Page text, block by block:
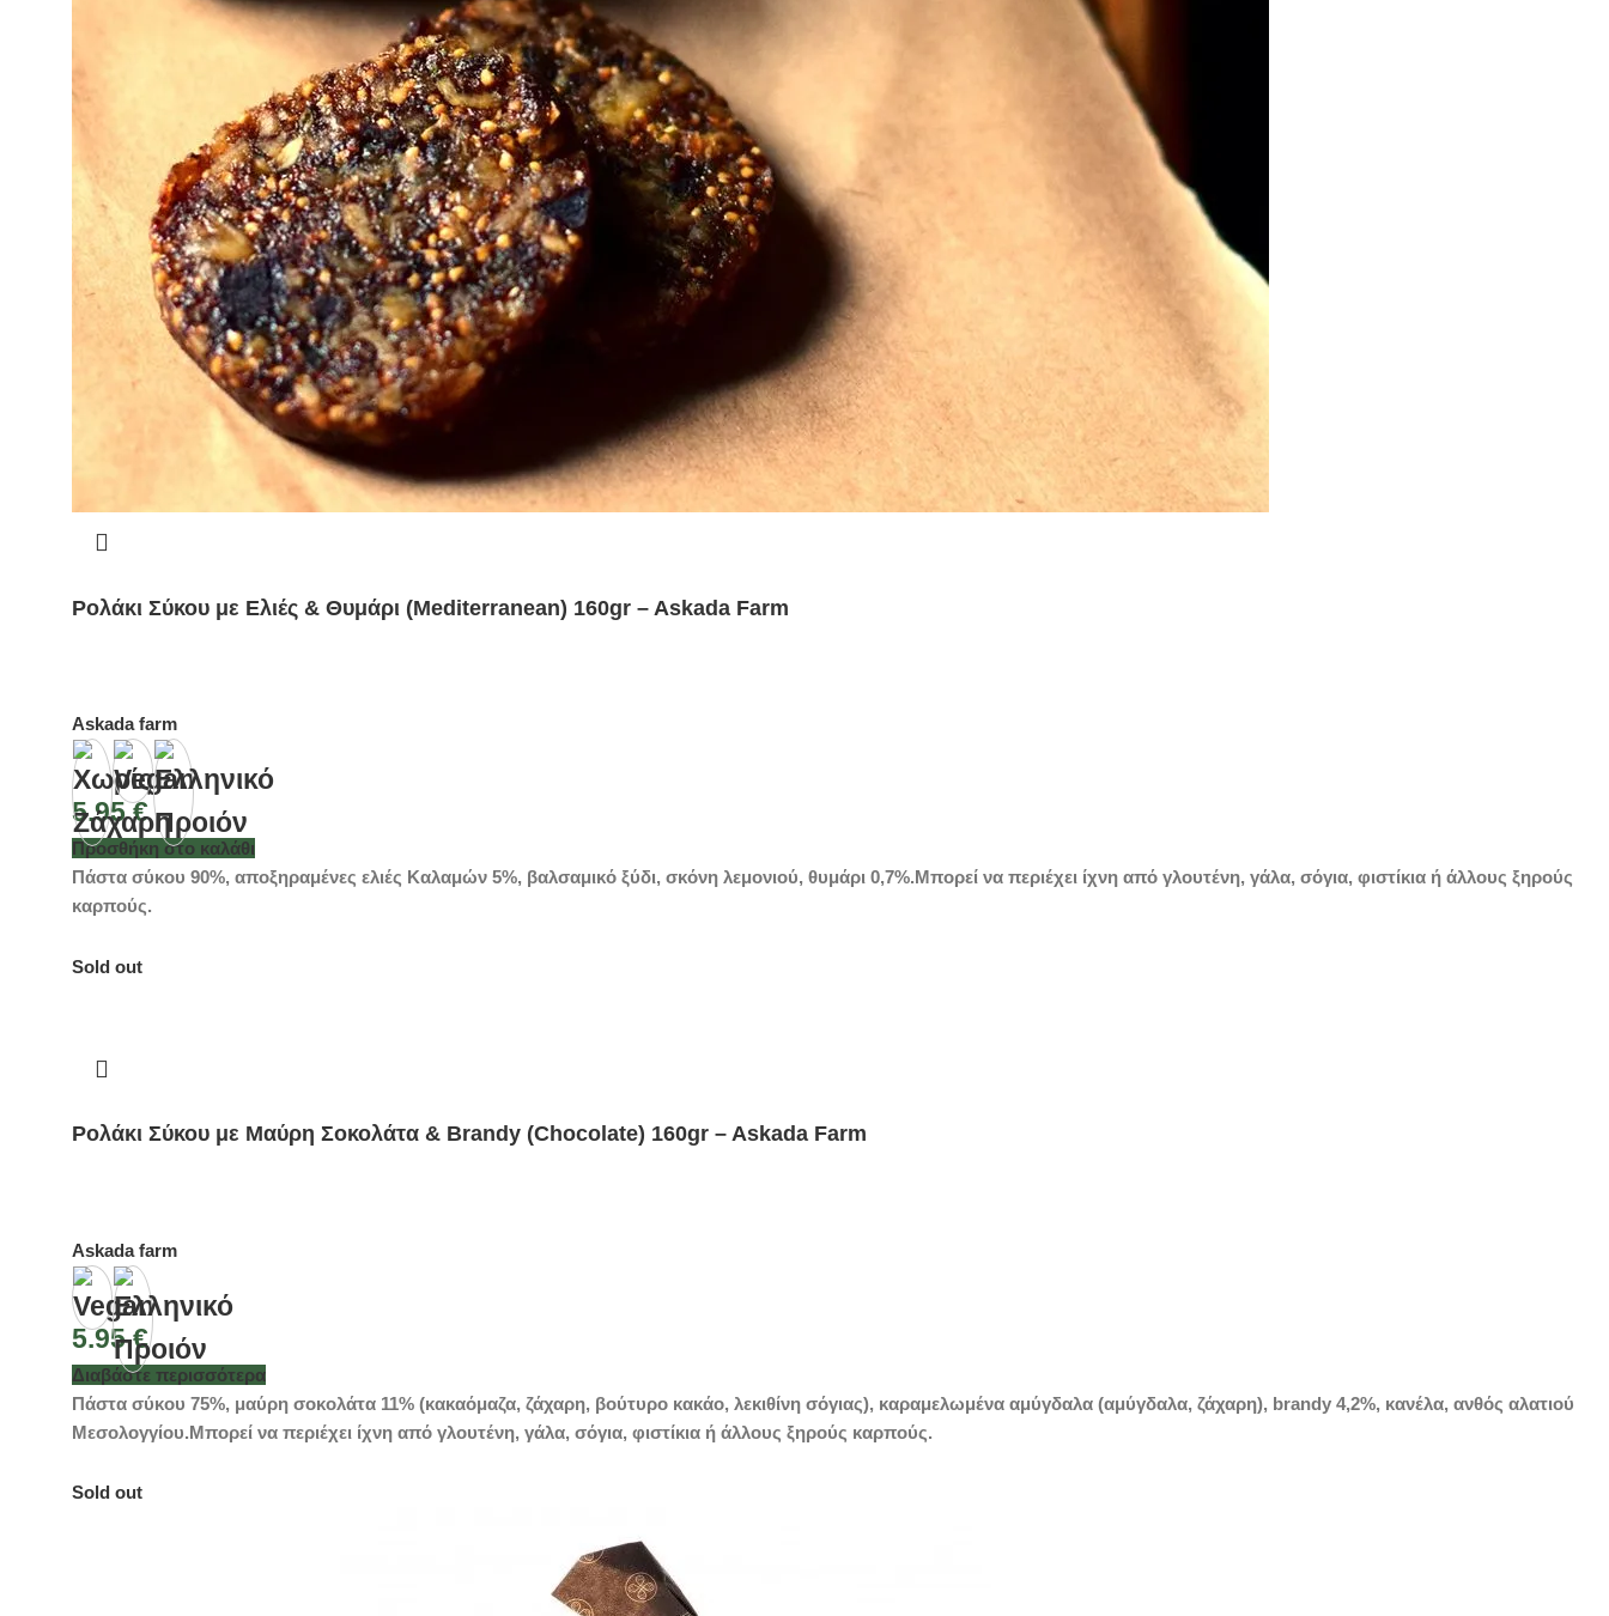
Ρολάκι Σύκου με Ελιές & Θυμάρι (Mediterranean) 160gr – Askada Farm
Askada farm
5.95€
Προσθήκη στο καλάθι
Πάστα σύκου 90%, αποξηραμένες ελιές Καλαμών 5%, βαλσαμικό ξύδι, σκόνη λεμονιού, θυμάρι 0,7%.Μπορεί να περιέχει ίχνη από γλουτένη, γάλα, σόγια, φιστίκια ή άλλους ξηρούς
καρπούς.
Sold out
Ρολάκι Σύκου με Μαύρη Σοκολάτα & Brandy (Chocolate) 160gr – Askada Farm
Askada farm
5.95€
Διαβάστε περισσότερα
Πάστα σύκου 75%, μαύρη σοκολάτα 11% (κακαόμαζα, ζάχαρη, βούτυρο κακάο, λεκιθίνη σόγιας), καραμελωμένα αμύγδαλα (αμύγδαλα, ζάχαρη), brandy 4,2%, κανέλα, ανθός αλατιού
Μεσολογγίου.Μπορεί να περιέχει ίχνη από γλουτένη, γάλα, σόγια, φιστίκια ή άλλους ξηρούς καρπούς.
Sold out